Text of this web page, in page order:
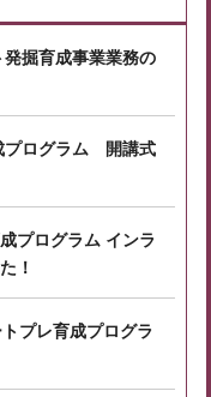
掘育成事業業務の
プログラム 開講式
プログラム インラ
！
プレ育成プログラ